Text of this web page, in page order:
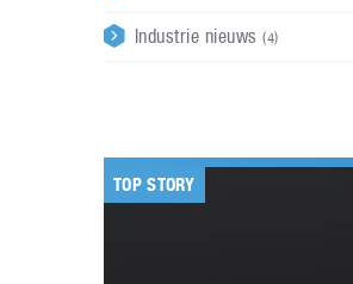
Industrie nieuws(4)
TOP STORY